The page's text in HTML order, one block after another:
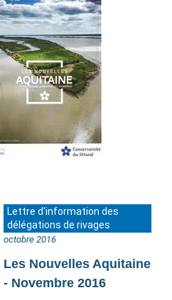
Lettre d'information des
délégations de rivages
octobre 2016
Les Nouvelles Aquitaine
- Novembre 2016